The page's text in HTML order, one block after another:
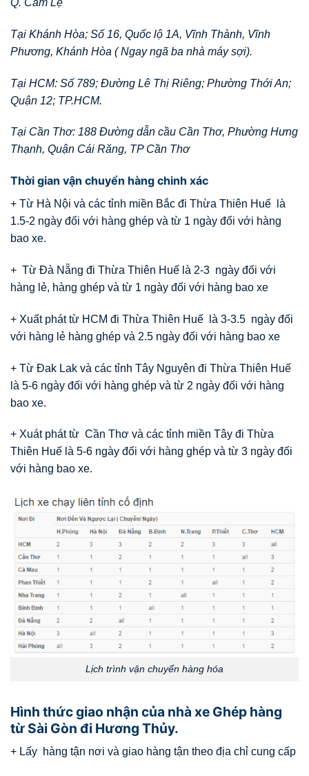
Q. Cẩm Lệ
Tại Khánh Hòa; Số 16, Quốc lộ 1A, Vĩnh Thành, Vĩnh
Phương, Khánh Hòa ( Ngay ngã ba nhà máy sợi).
Tại HCM: Số 789; Đường Lê Thị Riêng; Phường Thới An;
Quận 12; TP.HCM.
Tại Cần Thơ: 188 Đường dẫn cầu Cần Thơ, Phường Hưng
Thạnh, Quận Cái Răng, TP Cần Thơ
Thời gian vận chuyển hàng chinh xác
+ Từ Hà Nội và các tỉnh miền Bắc đi Thừa Thiên Huế là
1.5-2 ngày đối với hàng ghép và từ 1 ngày đối với hàng
bao xe.
+ Từ Đà Nẵng đi Thừa Thiên Huế là 2-3 ngày đối với
hàng lẻ, hàng ghép và từ 1 ngày đối với hàng bao xe
+ Xuất phát từ HCM đi Thừa Thiên Huế là 3-3.5 ngày đối
với hàng lẻ hàng ghép và 2.5 ngày đối với hàng bao xe
+ Từ Đak Lak và các tỉnh Tây Nguyên đi Thừa Thiên Huế
là 5-6 ngày đối với hàng ghép và từ 2 ngày đối với hàng
bao xe.
+ Xuát phát từ Cần Thơ và các tỉnh miền Tây đi Thừa
Thiên Huế là 5-6 ngày đối với hàng ghép và từ 3 ngày đối
với hàng bao xe.
Lịch trình vận chuyển hàng hóa
Hình thức giao nhận của nhà xe Ghép hàng
từ Sài Gòn đi Hương Thủy.
+ Lấy hàng tận nơi và giao hàng tận theo địa chỉ cung cấp